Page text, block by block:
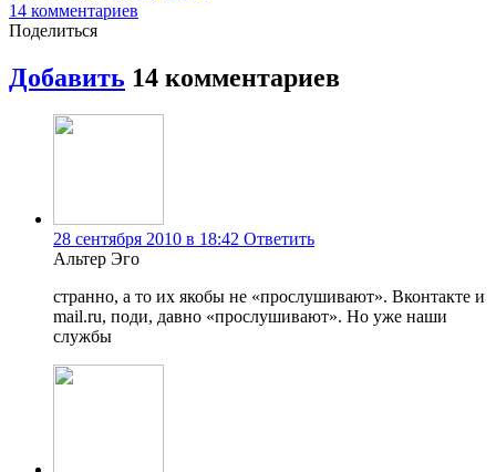
14 комментариев
Поделиться
Добавить 14 комментариев
28 сентября 2010 в 18:42 Ответить
Альтер Эго
странно, а то их якобы не «прослушивают». Вконтакте и
mail.ru, поди, давно «прослушивают». Но уже наши
службы